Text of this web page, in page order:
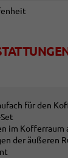
für den
im Kofferraum
der äußeren